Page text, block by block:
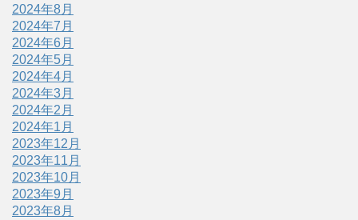
2024年8月
2024年7月
2024年6月
2024年5月
2024年4月
2024年3月
2024年2月
2024年1月
2023年12月
2023年11月
2023年10月
2023年9月
2023年8月